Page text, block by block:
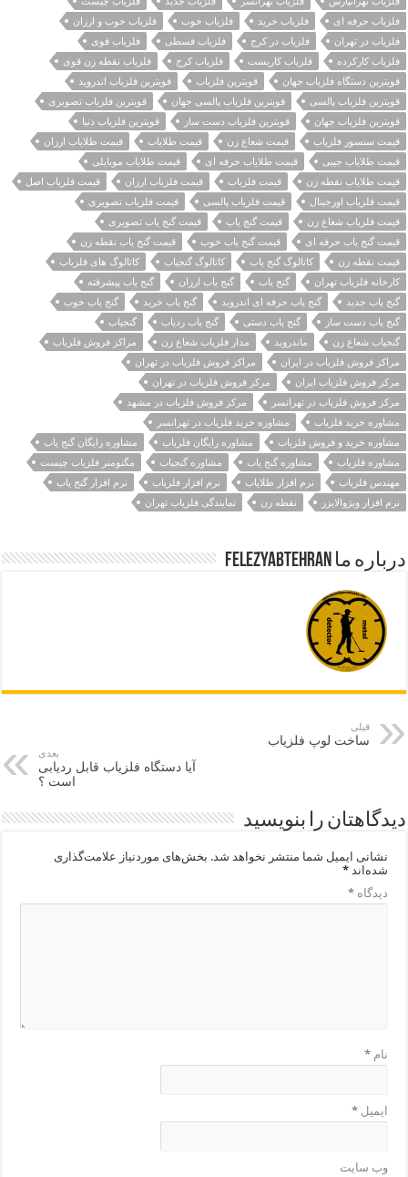
فلزیاب حرفه ای
فلزیاب خرید فلزیاب خوب
فلزیاب خوب و ارزان
فلزیاب در تهران
فلزیاب در کرج فلزیاب قسطی
فلزیاب قوی
فلزیاب کارکرده
فلزیاب کاریست فلزیاب کرج
فلزیاب نقطه زن قوی
قویترین دستگاه فلزیاب جهان
قویترین فلزیاب
قویترین فلزیاب اندروید
قویترین فلزیاب پالسی
قویترین فلزیاب پالسی جهان
قویترین فلزیاب تصویری
قویترین فلزیاب جهان
قویترین فلزیاب دست ساز
قویترین فلزیاب دنیا
قیمت سنسور فلزیاب
قیمت شعاع زن قیمت طلایاب
قیمت طلایاب ارزان
قیمت طلایاب جیبی
قیمت طلایاب حرفه ای
قیمت طلایاب موبایلی
قیمت طلایاب نقطه زن
قیمت فلزیاب قیمت فلزیاب ارزان
قیمت فلزیاب اصل
قیمت فلزیاب اورجینال
قیمت فلزیاب پالسی
قیمت فلزیاب تصویری
قیمت فلزیاب شعاع زن
قیمت گنج یاب
قیمت گنج یاب تصویری
قیمت گنج یاب حرفه ای
قیمت گنج یاب خوب
قیمت گنج یاب نقطه زن
قیمت نقطه زن
کاتالوگ گنج یاب کاتالوگ گنجیاب
کاتالوگ های فلزیاب
کارخانه فلزیاب تهران
گنج یاب گنج یاب ارزان
گنج یاب پیشرفته
گنج یاب جدید
گنج یاب حرفه ای اندروید گنج یاب خرید
گنج یاب خوب
گنج یاب دست ساز
گنج یاب دستی گنج یاب ردیاب
گنجیاب
گنجیاب شعاع زن
ماندروید مدار فلزیاب شعاع زن
مراکز فروش فلزیاب
مراکز فروش فلزیاب در ایران
مراکز فروش فلزیاب در تهران
مرکز فروش فلزیاب ایران
مرکز فروش فلزیاب در تهران
مرکز فروش فلزیاب در تهرانسر
مرکز فروش فلزیاب در مشهد
مشاوره خرید فلزیاب
مشاوره خرید فلزیاب در تهرانسر
مشاوره خرید و فروش فلزیاب
مشاوره رایگان فلزیاب
مشاوره رایگان گنج یاب
مشاوره فلزیاب
مشاوره گنج یاب مشاوره گنجیاب
مگنومتر فلزیاب چیست
مهندس فلزیاب
نرم افزار طلایاب نرم افزار فلزیاب
نرم افزار گنج یاب
نرم افزار ویژوالایزر
نقطه زن نمایندگی فلزیاب تهران
درباره ما felezyabtehran
قبلی
ساخت لوپ فلزیاب
بعدی
آیا دستگاه فلزیاب قابل ردیابی
است ؟
دیدگاهتان را بنویسید
نشانی ایمیل شما منتشر نخواهد شد. بخش‌های موردنیاز علامت‌گذاری
شده‌اند*
دیدگاه*
نام*
ایمیل*
وب‌ سایت